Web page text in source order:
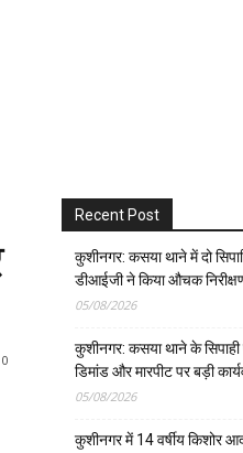
0
Recent Post
कुशीनगर: कसया थाने में दो
डीआईजी ने किया औचक
05/08/2026
कुशीनगर: कसया थाने के
डिमांड और मारपीट पर बड़ी
05/08/2026
कुशीनगर में 14 वर्षीय किशोर